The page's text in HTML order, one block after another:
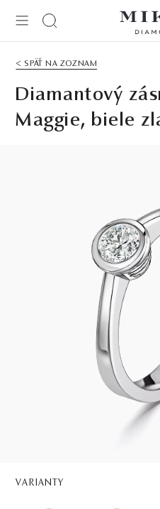
< SPÄŤ NA ZOZNAM
Diamantový
Maggie, biele
VARIANTY